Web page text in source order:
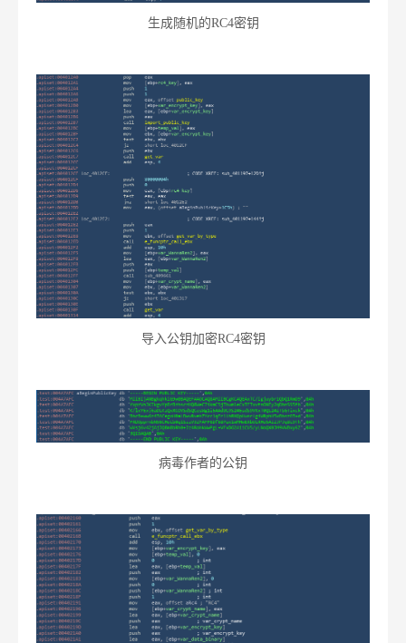
生成随机的RC4密钥
导入公钥加密RC4密钥
病毒作者的公钥